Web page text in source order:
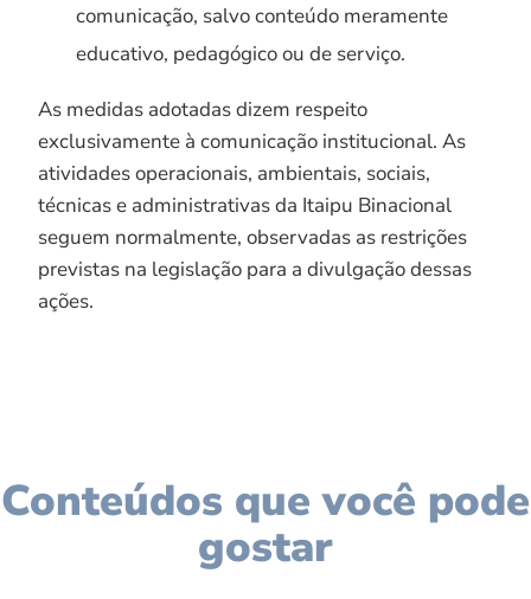
comunicação, salvo conteúdo meramente
educativo, pedagógico ou de serviço.
As medidas adotadas dizem respeito
exclusivamente à comunicação institucional. As
atividades operacionais, ambientais, sociais,
técnicas e administrativas da Itaipu Binacional
seguem normalmente, observadas as restrições
previstas na legislação para a divulgação dessas
ações.
Conteúdos que você pode
gostar